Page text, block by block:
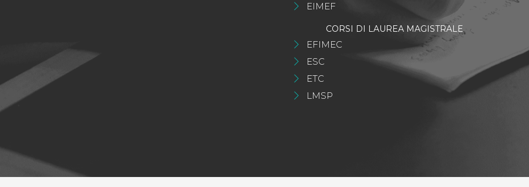
EIMEF
CORSI DI LAUREA MAGISTRALE
EFIMEC
ESC
ETC
LMSP